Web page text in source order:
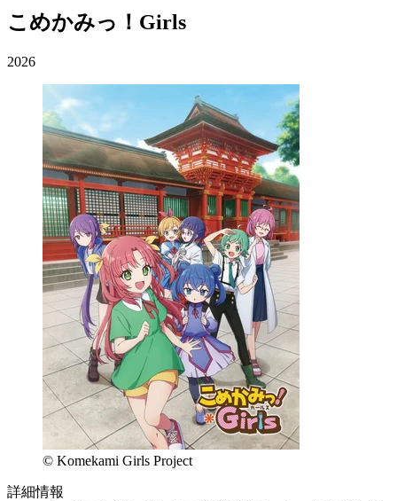
こめかみっ！Girls
2026
© Komekami Girls Project
詳細情報